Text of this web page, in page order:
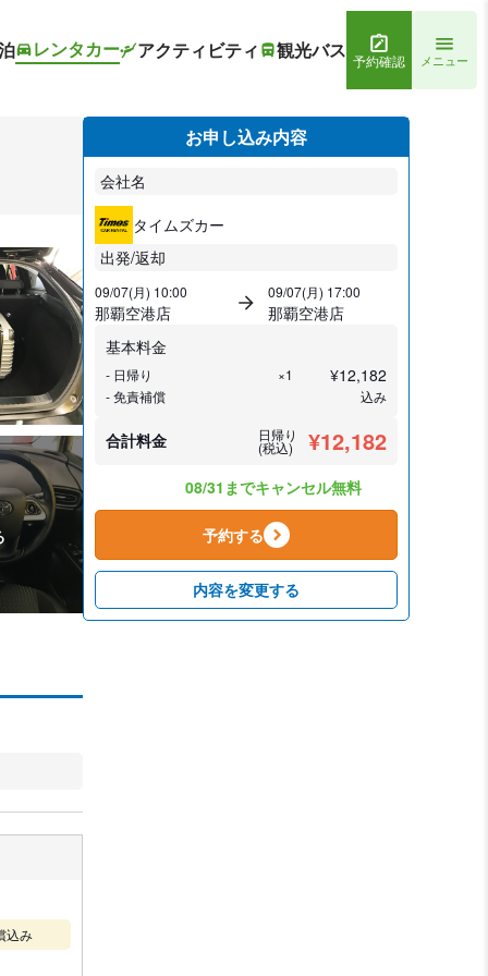
レンタカー アクティビティ 観光バス 予約確認 メニュー
込み
お申し込み内容
会社名
タイムズカー
出発/返却
09/07(月) 10:00
那覇空港店
09/07(月) 17:00
那覇空港店
基本料金
- 日帰り ×1 ¥12,182
- 免責補償 込み
合計料金 日帰り
(税込) ¥12,182
08/31までキャンセル無料
予約する
内容を変更する